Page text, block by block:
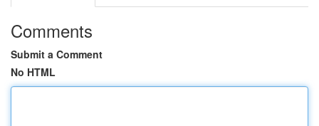
Comments
Submit a Comment
No HTML